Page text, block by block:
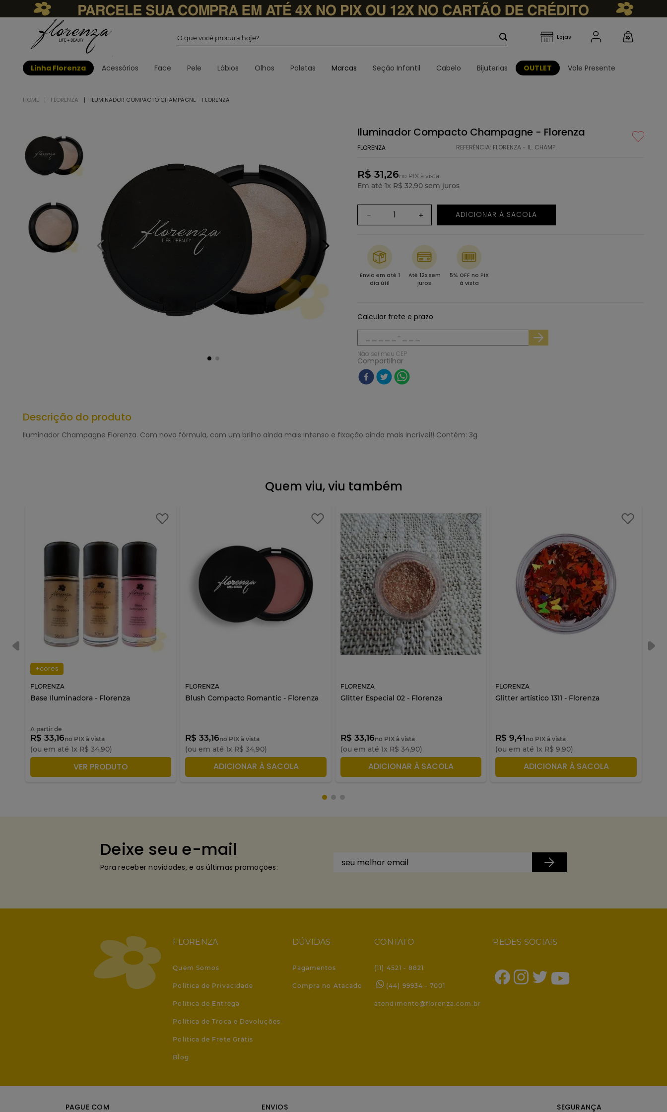
Linha Florenza Acessórios Face Pele Lábios Olhos Paletas Marcas Seção Infantil Cabelo Bijuterias OUTLET Vale Presente
FLORENZA ILUMINADOR COMPACTO CHAMPAGNE - FLORENZA
Iluminador Compacto Champagne - Florenza
FLORENZA REFERÊNCIA: FLORENZA - IL. CHAMP.
R$ 31,26no PIX à vista
Em até 1x R$ 32,90 sem juros
＋
－ ADICIONAR À SACOLA
Envio em até 1
dia útil
Até 12x sem
juros
5% OFF no PIX
à vista
Calcular frete e prazo
Não sei meu CEP
Compartilhar
Descrição do produto
Iluminador Champagne Florenza. Com nova fórmula, com um brilho ainda mais intenso e fixação ainda mais incrível!! Contém: 3g
Quem viu, viu também
+cores
FLORENZA
Base Iluminadora - Florenza
A partir de
R$ 33,16no PIX à vista
(ou em até 1x R$ 34,90)
ADICIONAR À SACOLA
VER PRODUTO
FLORENZA
Blush Compacto Romantic - Florenza
R$ 33,16no PIX à vista
(ou em até1x R$ 34,90)
ADICIONAR À SACOLA
FLORENZA
Glitter Especial 02 - Florenza
R$ 33,16no PIX à vista
(ou em até 1x R$ 34,90)
ADICIONAR À SACOLA
FLORENZA
Glitter artístico 1311 - Florenza
R$ 9,41no PIX à vista
(ou em até1x R$ 9,90)
ADICIONAR À SACOLA
Deixe seu e-mail
Para receber novidades, e as últimas promoções:
FLORENZA
Quem Somos
Política de Privacidade
Política de Entrega
Política de Troca e Devoluções
Política de Frete Grátis
Blog
DÚVIDAS
Pagamentos
Compra no Atacado
CONTATO
(11) 4521 - 8821
(44) 99934 - 7001
atendimento@florenza.com.br
REDES SOCIAIS
PAGUE COM ENVIOS SEGURANÇA